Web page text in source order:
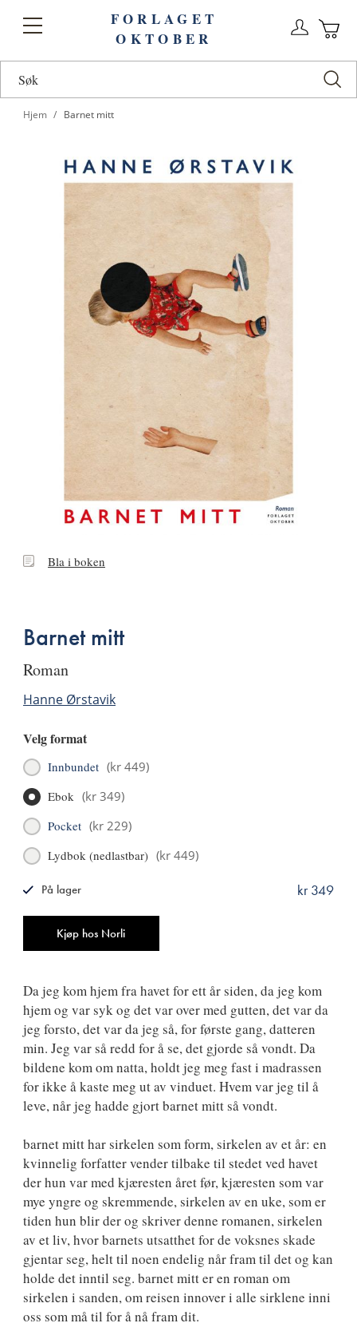
Toggle
FORLAGET
OKTOBER
Hjem Barnet mitt
BlaBla i boken
Barnet mitt
roman
Hanne Ørstavik
Velg format
Innbundet (kr 449)
Ebok (kr 349)
Pocket (kr 229)
Lydbok (nedlastbar) (kr 449)
Kjøp hos Norli
kr 349
På lager
Da jeg kom hjem fra havet for ett år siden, da jeg kom
hjem og var syk og det var over med gutten, det var da
jeg forsto, det var da jeg så, for første gang, datteren
min. Jeg var så redd for å se, det gjorde så vondt. Da
bildene kom om natta, holdt jeg meg fast i madrassen
for ikke å kaste meg ut av vinduet. Hvem var jeg til å
leve, når jeg hadde gjort barnet mitt så vondt.
barnet mitt har sirkelen som form, sirkelen av et år: en
kvinnelig forfatter vender tilbake til stedet ved havet
der hun var med kjæresten året før, kjæresten som var
mye yngre og skremmende, sirkelen av en uke, som er
tiden hun blir der og skriver denne romanen, sirkelen
av et liv, hvor barnets utsatthet for de voksnes skade
gjentar seg, helt til noen endelig når fram til det og kan
holde det inntil seg. barnet mitt er en roman om
sirkelen i sanden, om reisen innover i alle sirklene inni
oss som må til for å nå fram dit.